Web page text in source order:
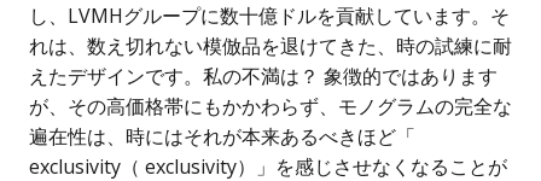
し、LVMHグループに数十億ドルを貢献しています。そ
れは、数え切れない模倣品を退けてきた、時の試練に耐
えたデザインです。私の不満は？ 象徴的ではあります
が、その高価格帯にもかかわらず、モノグラムの完全な
遍在性は、時にはそれが本来あるべきほど「
exclusivity（ exclusivity）」を感じさせなくなることが